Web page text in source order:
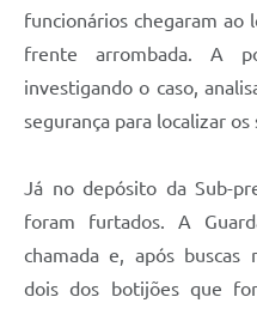
funcionários chegaram ao
frente arrombada. A
investigando o caso,
segurança para localizar os
Já no depósito da Sub-
foram furtados. A
chamada e, após buscas
dois dos botijões que